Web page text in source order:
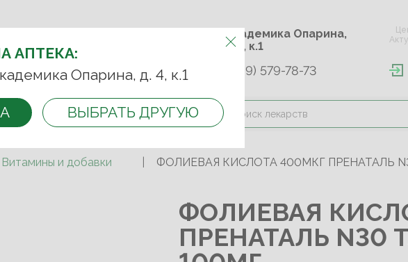
народов
ул. Академика Опарина,
д. 4, к.1
АПТЕКА:
Опарина, д. 4, к.1
ВЫБРАТЬ ДРУГУЮ
75-92 +7 (499) 749-74-89 +7 (989) 579-78-73
и оплата Контакты Акции
Витамины и добавки ФОЛИЕВАЯ КИСЛОТА 400МКГ ПРЕНАТАЛЬ
ФОЛИЕВАЯ
ПРЕНАТАЛЬ N30